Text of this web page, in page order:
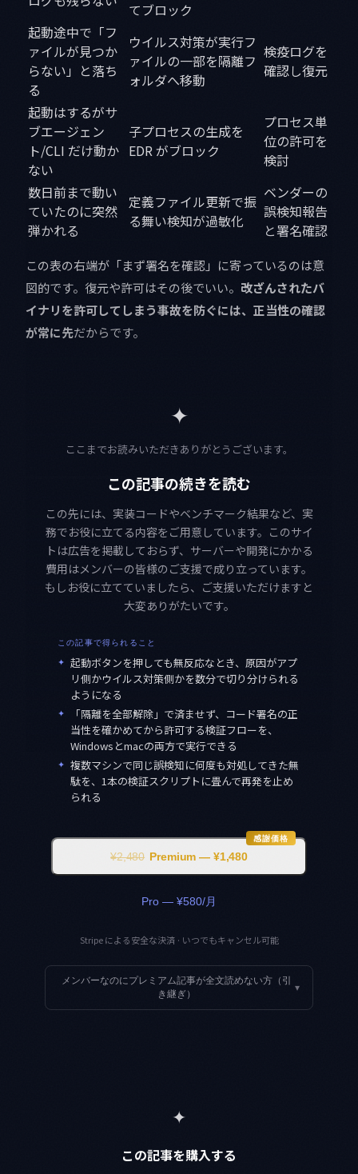
てブロック
起動途中で「フ
ァイルが見つか
らない」と落ち
る
ウイルス対策が実行フ
ァイルの一部を隔離フ
ォルダへ移動
検疫ログを
確認し復元
起動はするがサ
ブエージェン
ト/CLI だけ動か
ない
子プロセスの生成を
EDR がブロック
プロセス単
位の許可を
検討
数日前まで動い
ていたのに突然
弾かれる
定義ファイル更新で振
る舞い検知が過敏化
ベンダーの
誤検知報告
と署名確認
この表の右端が「まず署名を確認」に寄っているのは意
図的です。復元や許可はその後でいい。 改ざんされたバ
イナリを許可してしまう事故を防ぐには、正当性の確認
が常に先だからです。
✦
ここまでお読みいただきありがとうございます。
この記事の続きを読む
この先には、実装コードやベンチマーク結果など、実
務でお役に立てる内容をご用意しています。このサイ
トは広告を掲載しておらず、サーバーや開発にかかる
費用はメンバーの皆様のご支援で成り立っています。
もしお役に立てていましたら、ご支援いただけますと
大変ありがたいです。
この記事で得られること
✦ 起動ボタンを押しても無反応なとき、原因がアプ
リ側かウイルス対策側かを数分で切り分けられる
ようになる
✦
「隔離を全部解除」で済ませず、コード署名の正
当性を確かめてから許可する検証フローを、
Windowsとmacの両方で実行できる
✦ 複数マシンで同じ誤検知に何度も対処してきた無
駄を、1本の検証スクリプトに畳んで再発を止め
られる
感謝価格
¥2,480 Premium — ¥1,480
Pro — ¥580/月
Stripe による安全な決済 · いつでもキャンセル可能
メンバーなのにプレミアム記事が全文読めない方（引
き継ぎ）
▾
✦
この記事を購入する